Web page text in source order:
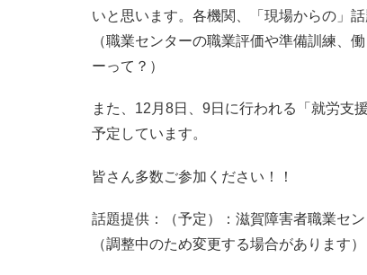
いと思います。各機関、「現場からの」
（職業センターの職業評価や準備訓練、
ーって？）
また、12月8日、9日に行われる「就労支
予定しています。
皆さん多数ご参加ください！！
話題提供：（予定）：滋賀障害者職業
（調整中のため変更する場合があります）